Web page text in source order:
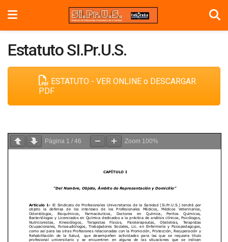
Estatuto SI.Pr.U.S.
ESTATUTO - VER ONLINE o DESCARGAR
PDF
Página 1 / 46 Zoom 100%